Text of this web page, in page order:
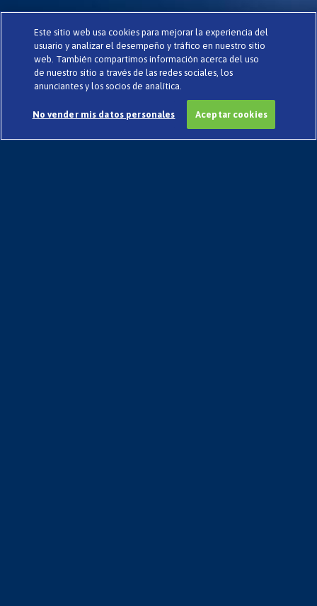
Este sitio web usa cookies para mejorar la experiencia del
usuario y analizar el desempeño y tráfico en nuestro sitio
web. También compartimos información acerca del uso
de nuestro sitio a través de las redes sociales, los
anunciantes y los socios de analítica.
No vender mis datos personales Aceptar cookies